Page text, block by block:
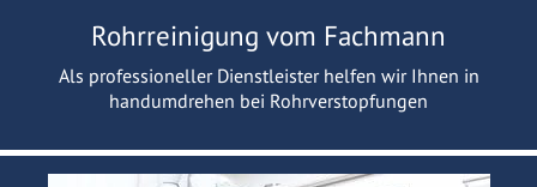
Rohrreinigung vom Fachmann
Als professioneller Dienstleister helfen wir Ihnen in
handumdrehen bei Rohrverstopfungen